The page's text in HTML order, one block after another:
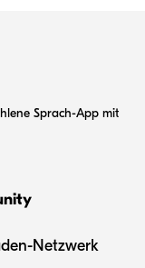
Sprach-App mit
Netzwerk